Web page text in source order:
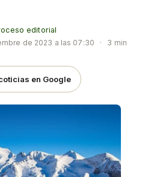
editorial
de 2023 a las 07:30 ·
3 min
en Google